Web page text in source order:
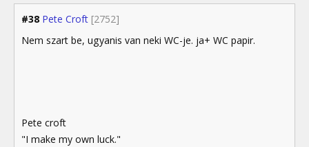
#38 Pete Croft [2752]
Nem szart be, ugyanis van neki WC-je. ja+ WC papir.
Pete croft
"I make my own luck."